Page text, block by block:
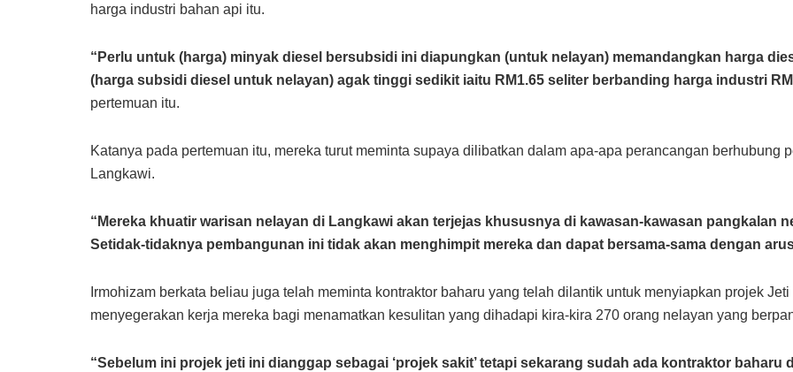
harga industri bahan api itu.
“Perlu untuk (harga) minyak diesel bersubsidi ini diapungkan (untuk nelayan) memandangkan harga
(harga subsidi diesel untuk nelayan) agak tinggi sedikit iaitu RM1.65 seliter berbanding harga industri
pertemuan itu.
Katanya pada pertemuan itu, mereka turut meminta supaya dilibatkan dalam apa-apa perancangan berhubung
Langkawi.
“Mereka khuatir warisan nelayan di Langkawi akan terjejas khususnya di kawasan-kawasan pangkalan
Setidak-tidaknya pembangunan ini tidak akan menghimpit mereka dan dapat bersama-sama dengan
Irmohizam berkata beliau juga telah meminta kontraktor baharu yang telah dilantik untuk menyiapkan projek
menyegerakan kerja mereka bagi menamatkan kesulitan yang dihadapi kira-kira 270 orang nelayan yang
“Sebelum ini projek jeti ini dianggap sebagai ‘projek sakit’ tetapi sekarang sudah ada kontraktor baharu